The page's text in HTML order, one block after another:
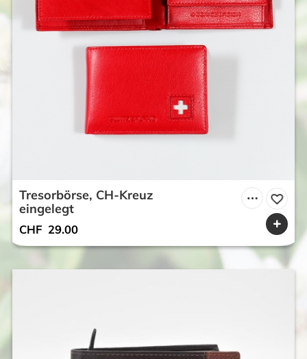
Tresorbörse, CH-Kreuz
eingelegt
CHF 29.00